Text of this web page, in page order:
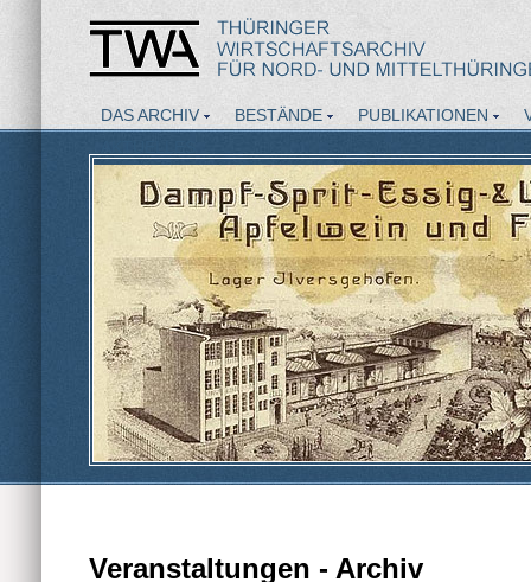
DAS ARCHIV BESTÄNDE PUBLIKATIONEN
Veranstaltungen - Archiv